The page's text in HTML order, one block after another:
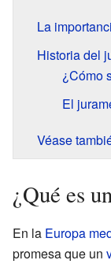
La
Historia del
¿Cómo
El
Véase
¿Qué es
En la Europa
promesa que un